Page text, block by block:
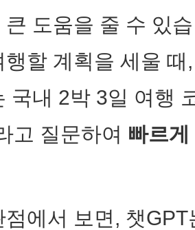
큰 도움을 줄 수 있
행할 계획을 세울
국내 2박 3일 여행
고 질문하여 빠르
점에서 보면, 챗